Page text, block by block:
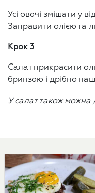
Усі овочі змішати у
Заправити олією та
Крок 3
Салат прикрасити
бринзою і дрібно
У салат також можна